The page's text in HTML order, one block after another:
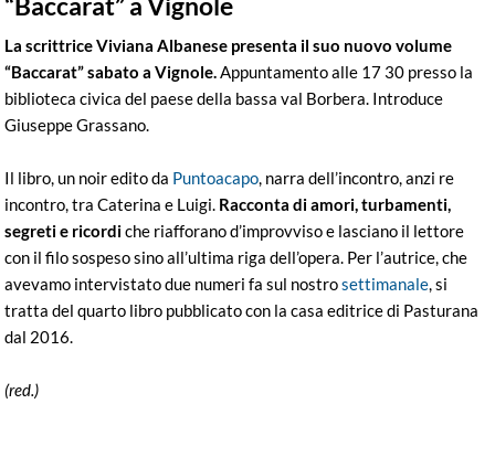
La scrittrice Viviana Albanese presenta il suo nuovo volume
“Baccarat” sabato a Vignole. Appuntamento alle 17 30 presso la
biblioteca civica del paese della bassa val Borbera. Introduce
Giuseppe Grassano.
Il libro, un noir edito da Puntoacapo , narra dell’incontro, anzi re
incontro, tra Caterina e Luigi. Racconta di amori, turbamenti,
segreti e ricordiche riafforano d’improvviso e lasciano il lettore
con il filo sospeso sino all’ultima riga dell’opera. Per l’autrice, che
avevamo intervistato due numeri fa sul nostrosettimanale , si
tratta del quarto libro pubblicato con la casa editrice di Pasturana
dal 2016.
(red.)